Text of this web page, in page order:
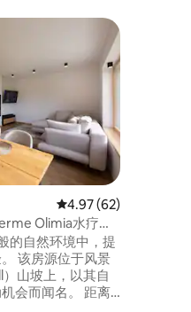
条评价
平均评分 4.97 分（满
4.97 (62)
Olimia水疗度
的自然环境中，提
该房源位于风景
山坡上，以其自
会而闻名。 距离